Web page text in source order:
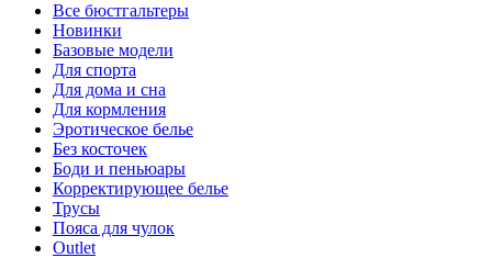
Все бюстгальтеры
Новинки
Базовые модели
Для спорта
Для дома и сна
Для кормления
Эротическое белье
Без косточек
Боди и пеньюары
Корректирующее белье
Трусы
Пояса для чулок
Outlet